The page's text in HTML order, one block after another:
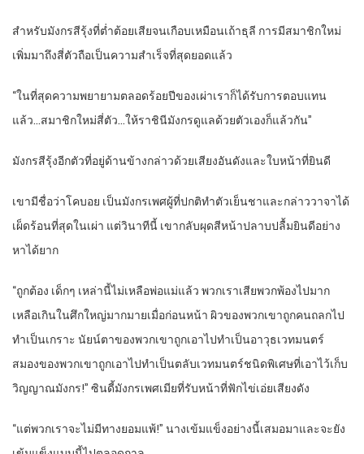
สำหรับมังกรสีรุ้งที่ต่ำต้อยเสียจนเกือบเหมือนเถ้าธุลี การมีสมาชิกใหม่
เพิ่มมาถึงสี่ตัวถือเป็นความสำเร็จที่สุดยอดแล้ว
“ในที่สุดความพยายามตลอดร้อยปีของเผ่าเราก็ได้รับการตอบแทน
แล้ว…สมาชิกใหม่สี่ตัว…ให้ราชินีมังกรดูแลด้วยตัวเองก็แล้วกัน”
มังกรสีรุ้งอีกตัวที่อยู่ด้านข้างกล่าวด้วยเสียงอันดังและใบหน้าที่ยินดี
เขามีชื่อว่าโคบอย เป็นมังกรเพศผู้ที่ปกติทำตัวเย็นชาและกล่าววาจาได้
เผ็ดร้อนที่สุดในเผ่า แต่วินาทีนี้ เขากลับผุดสีหน้าปลาบปลื้มยินดีอย่าง
หาได้ยาก
“ถูกต้อง เด็กๆ เหล่านี้ไม่เหลือพ่อแม่แล้ว พวกเราเสียพวกพ้องไปมาก
เหลือเกินในศึกใหญ่มากมายเมื่อก่อนหน้า ผิวของพวกเขาถูกคนถลกไป
ทำเป็นเกราะ นัยน์ตาของพวกเขาถูกเอาไปทำเป็นอาวุธเวทมนตร์
สมองของพวกเขาถูกเอาไปทำเป็นตลับเวทมนตร์ชนิดพิเศษที่เอาไว้เก็บ
วิญญาณมังกร!” ซินดี้มังกรเพศเมียที่รับหน้าที่ฟักไข่เอ่ยเสียงดัง
“แต่พวกเราจะไม่มีทางยอมแพ้!” นางเข้มแข็งอย่างนี้เสมอมาและจะยัง